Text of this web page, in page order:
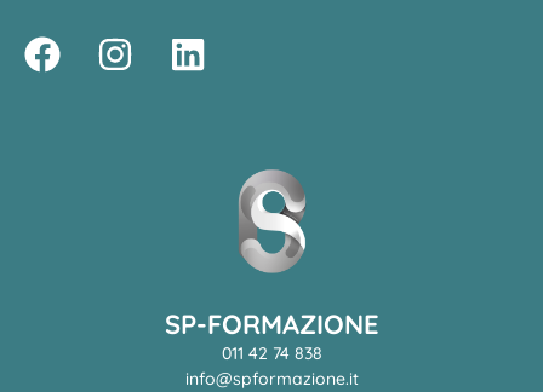
SP-FORMAZIONE
011 42 74 838
info@spformazione.it